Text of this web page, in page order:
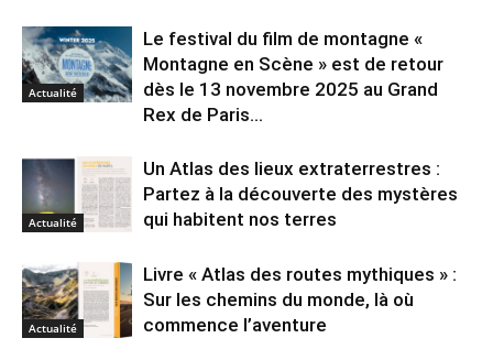
Actualité
Le festival du film de montagne «
Montagne en Scène » est de retour
dès le 13 novembre 2025 au Grand
Rex de Paris...
Actualité
Un Atlas des lieux extraterrestres :
Partez à la découverte des mystères
qui habitent nos terres
Actualité
Livre « Atlas des routes mythiques » :
Sur les chemins du monde, là où
commence l’aventure